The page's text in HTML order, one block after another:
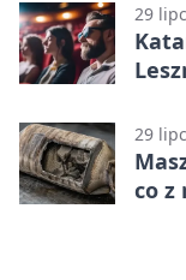
29
29
co z